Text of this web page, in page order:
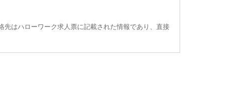
はハローワーク求人票に記載された情報であり、直接